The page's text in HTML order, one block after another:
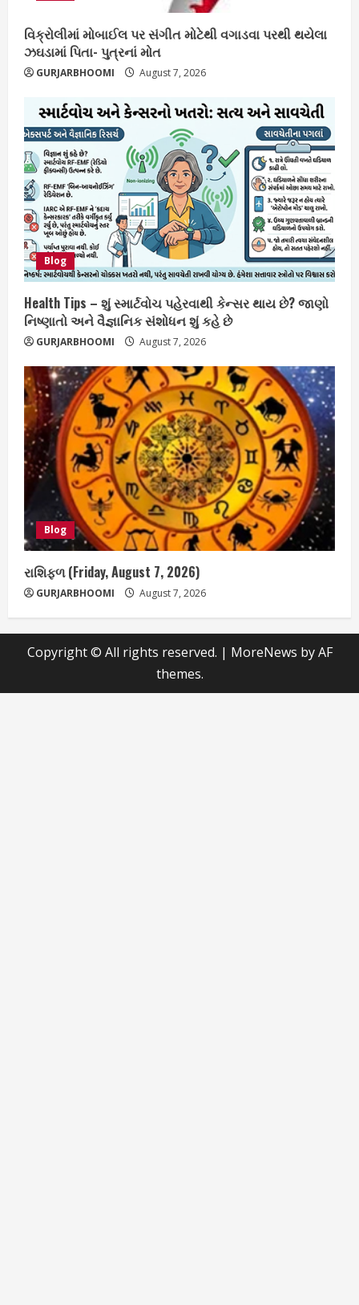
વિક્રોલીમાં મોબાઈલ પર સંગીત મોટેથી વગાડવા પરથી થયેલા
ઝઘડામાં પિતા- પુત્રનાં મોત
GURJARBHOOMI August 7, 2026
Blog
Health Tips – શું સ્માર્ટવોચ પહેરવાથી કેન્સર થાય છે? જાણો
નિષ્ણાતો અને વૈજ્ઞાનિક સંશોધન શું કહે છે
GURJARBHOOMI August 7, 2026
Blog
રાશિફળ (Friday, August 7, 2026)
GURJARBHOOMI August 7, 2026
Copyright © All rights reserved. | MoreNews by AF
themes.